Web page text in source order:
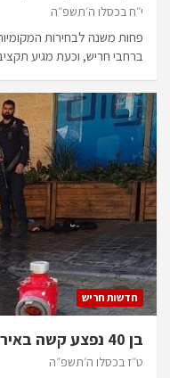
י״ח בכסלו ה׳תשפ״ה
פחות משנה לבחירות
ברחבי חריש, וכעת מגיע
חדשות חריש
בן 40 נפצע קשה באירוע אלימות בשדרות דרך ארץ
ט״ז בכסלו ה׳תשפ״ה